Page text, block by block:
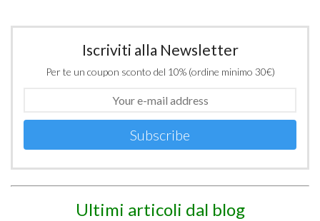
Iscriviti alla Newsletter
Per te un coupon sconto del 10% (ordine minimo 30€)
Subscribe
Ultimi articoli dal blog